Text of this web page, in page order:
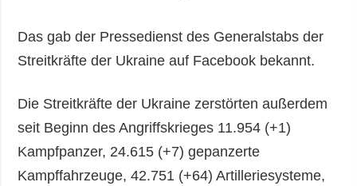
Das gab der Pressedienst des Generalstabs der
Streitkräfte der Ukraine auf Facebook bekannt.
Die Streitkräfte der Ukraine zerstörten außerdem
seit Beginn des Angriffskrieges 11.954 (+1)
Kampfpanzer, 24.615 (+7) gepanzerte
Kampffahrzeuge, 42.751 (+64) Artilleriesysteme,